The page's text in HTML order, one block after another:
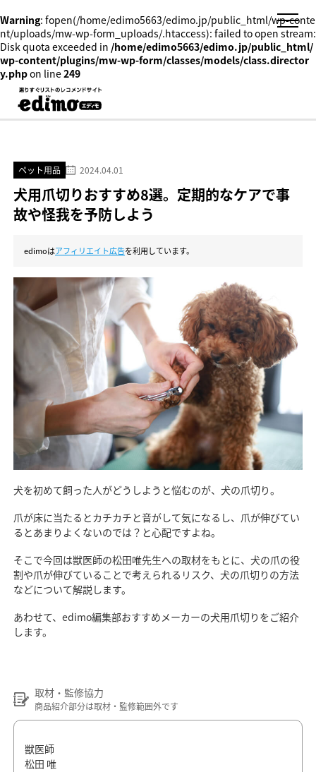
Warning: fopen(/home/edimo5663/edimo.jp/public_html/wp-conte
nt/uploads/mw-wp-form_uploads/.htaccess): failed to open stream:
Disk quota exceeded in /home/edimo5663/edimo.jp/public_html/
wp-content/plugins/mw-wp-form/classes/models/class.director
y.phpon line249
ペット用品 2024.04.01
犬用爪切りおすすめ8選。定期的なケアで事
故や怪我を予防しよう
edimoはアフィリエイト広告を利用しています。
犬を初めて飼った人がどうしようと悩むのが、犬の爪切り。
爪が床に当たるとカチカチと音がして気になるし、爪が伸びてい
るとあまりよくないのでは？と心配ですよね。
そこで今回は獣医師の松田唯先生への取材をもとに、犬の爪の役
割や爪が伸びていることで考えられるリスク、犬の爪切りの方法
などについて解説します。
あわせて、edimo編集部おすすめメーカーの犬用爪切りをご紹介
します。
取材・監修協力
商品紹介部分は取材・監修範囲外です
獣医師
松田 唯